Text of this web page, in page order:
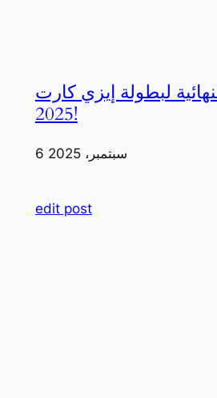
لبطولة إيزي كارت
2025!
6 سبتمبر، 2025
edit post